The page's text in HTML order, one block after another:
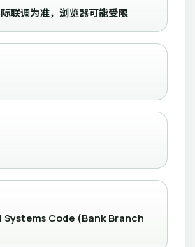
联调为准，浏览器可能受限
Code (Bank Branch